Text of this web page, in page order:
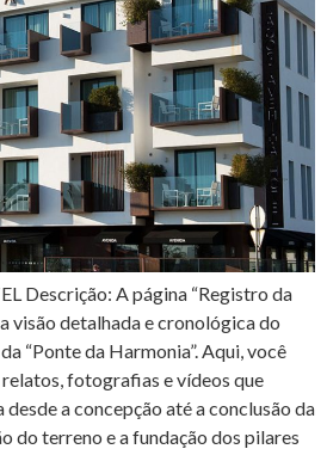
Descrição: A página “Registro da
visão detalhada e cronológica do
“Ponte da Harmonia”. Aqui, você
fotografias e vídeos que
a concepção até a conclusão da
do terreno e a fundação dos pilares